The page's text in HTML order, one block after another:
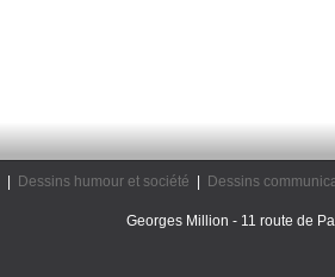
Dessins humour et société Dessins
Georges Million - 11 route de